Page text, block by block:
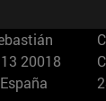
20018